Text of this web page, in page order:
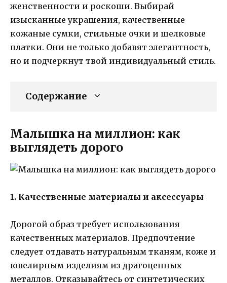
женственности и роскоши. Выбирай
изысканные украшения, качественные
кожаные сумки, стильные очки и шелковые
платки. Они не только добавят элегантность,
но и подчеркнут твой индивидуальный стиль.
Содержание
Малышка на миллион: как
выглядеть дорого
1. Качественные материалы и аксессуары
Дорогой образ требует использования
качественных материалов. Предпочтение
следует отдавать натуральным тканям, коже и
ювелирным изделиям из драгоценных
металлов. Отказывайтесь от синтетических